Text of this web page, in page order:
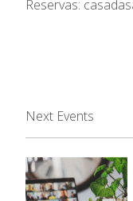
Reservas:
Next Events